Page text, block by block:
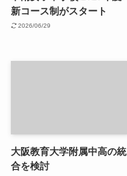
新コース制がスタート
2026/06/29
大阪教育大学附属中高の統
合を検討